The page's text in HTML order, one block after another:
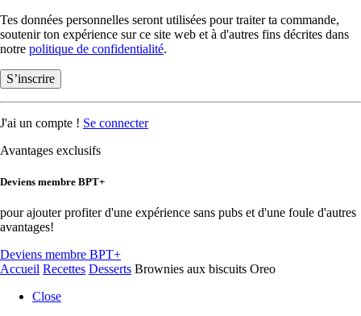
Tes données personnelles seront utilisées pour traiter ta commande,
soutenir ton expérience sur ce site web et à d'autres fins décrites dans
notre politique de confidentialité.
S’inscrire
J'ai un compte ! Se connecter
Avantages exclusifs
Deviens membre BPT+
pour ajouter profiter d'une expérience sans pubs et d'une foule d'autres
avantages!
Deviens membre BPT+
Accueil Recettes Desserts Brownies aux biscuits Oreo
Close